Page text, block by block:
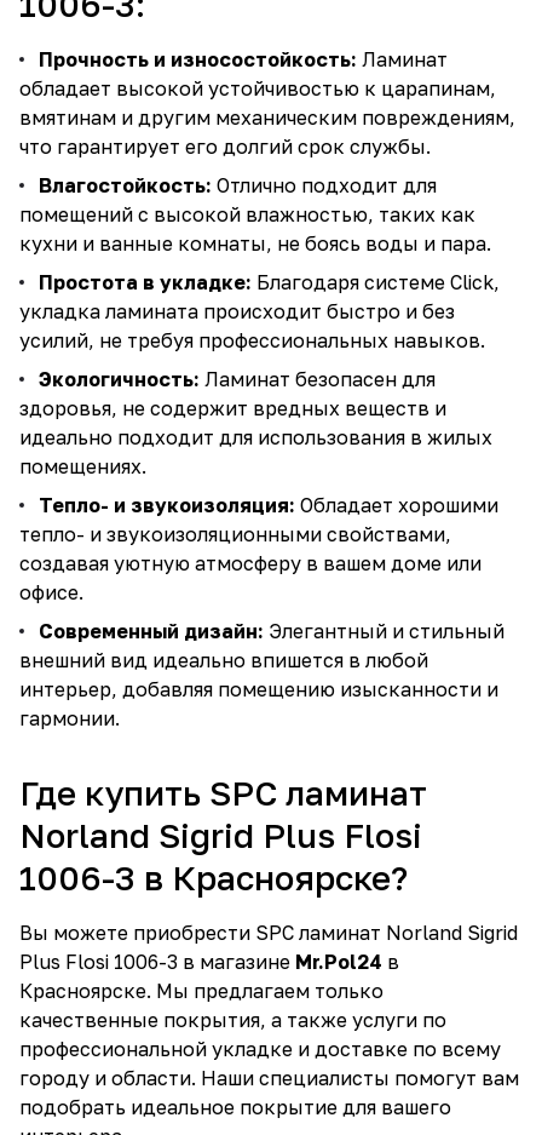
Прочность и износостойкость: Ламинат
обладает высокой устойчивостью к царапинам,
вмятинам и другим механическим повреждениям,
что гарантирует его долгий срок службы.
Влагостойкость: Отлично подходит для
помещений с высокой влажностью, таких как
кухни и ванные комнаты, не боясь воды и пара.
Простота в укладке: Благодаря системе Click,
укладка ламината происходит быстро и без
усилий, не требуя профессиональных навыков.
Экологичность: Ламинат безопасен для
здоровья, не содержит вредных веществ и
идеально подходит для использования в жилых
помещениях.
Тепло- и звукоизоляция: Обладает хорошими
тепло- и звукоизоляционными свойствами,
создавая уютную атмосферу в вашем доме или
офисе.
Современный дизайн: Элегантный и стильный
внешний вид идеально впишется в любой
интерьер, добавляя помещению изысканности и
гармонии.
Где купить SPC ламинат
Norland Sigrid Plus Flosi
1006-3 в Красноярске?
Вы можете приобрести SPC ламинат Norland Sigrid
Plus Flosi 1006-3 в магазине Mr.Pol24 в
Красноярске. Мы предлагаем только
качественные покрытия, а также услуги по
профессиональной укладке и доставке по всему
городу и области. Наши специалисты помогут вам
подобрать идеальное покрытие для вашего